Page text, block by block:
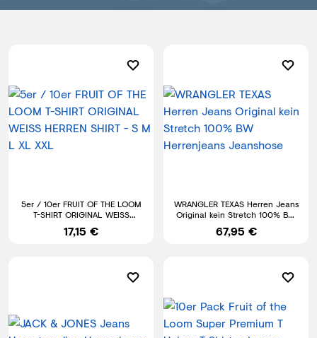
5er / 10er FRUIT OF THE LOOM
T-SHIRT ORIGINAL WEISS
HERREN SHIRT - S M L XL XXL
17,15 €
WRANGLER TEXAS Herren Jeans
Original kein Stretch 100% BW
Herrenjeans Jeanshose
67,95 €